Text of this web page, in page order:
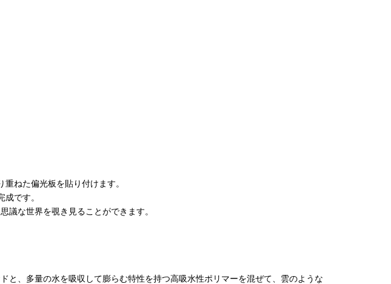
ねた偏光板を貼り付けます。
です。
議な世界を覗き見ることができます。
、多量の水を吸収して膨らむ特性を持つ高吸水性ポリマーを混ぜて、雲のような